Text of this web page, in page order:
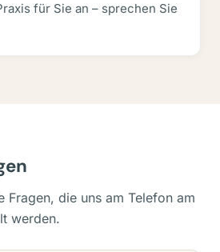
für Sie an – sprechen Sie
Fragen, die uns am Telefon am
werden.